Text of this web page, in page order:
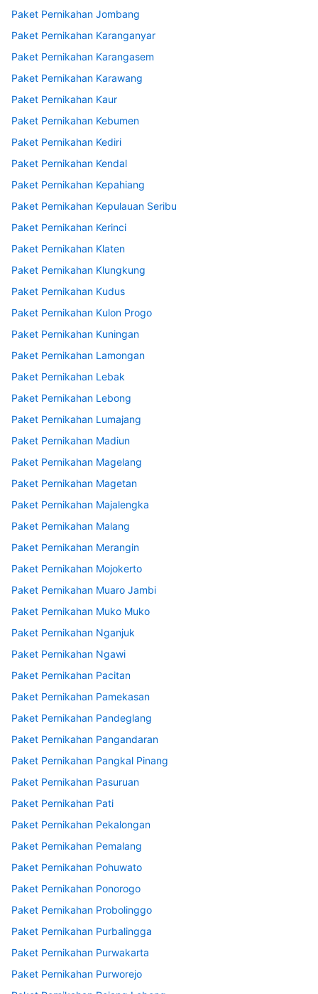
Paket Pernikahan Jombang
Paket Pernikahan Karanganyar
Paket Pernikahan Karangasem
Paket Pernikahan Karawang
Paket Pernikahan Kaur
Paket Pernikahan Kebumen
Paket Pernikahan Kediri
Paket Pernikahan Kendal
Paket Pernikahan Kepahiang
Paket Pernikahan Kepulauan Seribu
Paket Pernikahan Kerinci
Paket Pernikahan Klaten
Paket Pernikahan Klungkung
Paket Pernikahan Kudus
Paket Pernikahan Kulon Progo
Paket Pernikahan Kuningan
Paket Pernikahan Lamongan
Paket Pernikahan Lebak
Paket Pernikahan Lebong
Paket Pernikahan Lumajang
Paket Pernikahan Madiun
Paket Pernikahan Magelang
Paket Pernikahan Magetan
Paket Pernikahan Majalengka
Paket Pernikahan Malang
Paket Pernikahan Merangin
Paket Pernikahan Mojokerto
Paket Pernikahan Muaro Jambi
Paket Pernikahan Muko Muko
Paket Pernikahan Nganjuk
Paket Pernikahan Ngawi
Paket Pernikahan Pacitan
Paket Pernikahan Pamekasan
Paket Pernikahan Pandeglang
Paket Pernikahan Pangandaran
Paket Pernikahan Pangkal Pinang
Paket Pernikahan Pasuruan
Paket Pernikahan Pati
Paket Pernikahan Pekalongan
Paket Pernikahan Pemalang
Paket Pernikahan Pohuwato
Paket Pernikahan Ponorogo
Paket Pernikahan Probolinggo
Paket Pernikahan Purbalingga
Paket Pernikahan Purwakarta
Paket Pernikahan Purworejo